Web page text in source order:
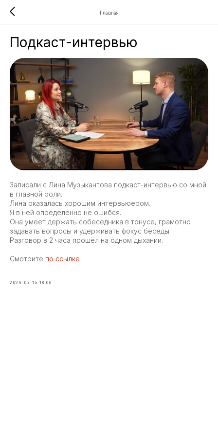
Главная
Подкаст-интервью
Записали с Лина Музыкантова подкаст-интервью со мной
в главной роли.
Лина оказалась хорошим интервьюером.
Я в ней определённо не ошибся.
Она умеет держать собеседника в тонусе, грамотно
задавать вопросы и удерживать фокус беседы.
Разговор в 2 часа прошёл на одном дыхании.
Смотрите по ссылке
2026-05-15 18:06